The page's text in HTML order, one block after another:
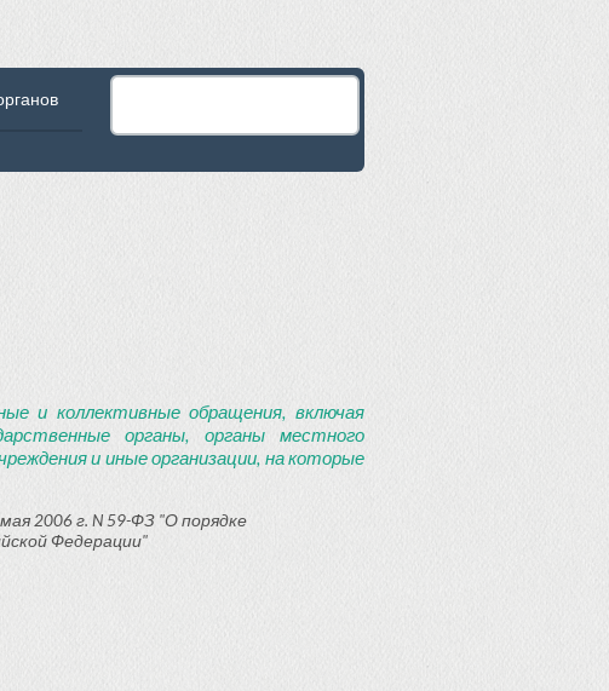
и коллективные обращения, включая
органы, органы местного
и иные организации, на которые
2006 г. N 59-ФЗ "О порядке
Федерации"